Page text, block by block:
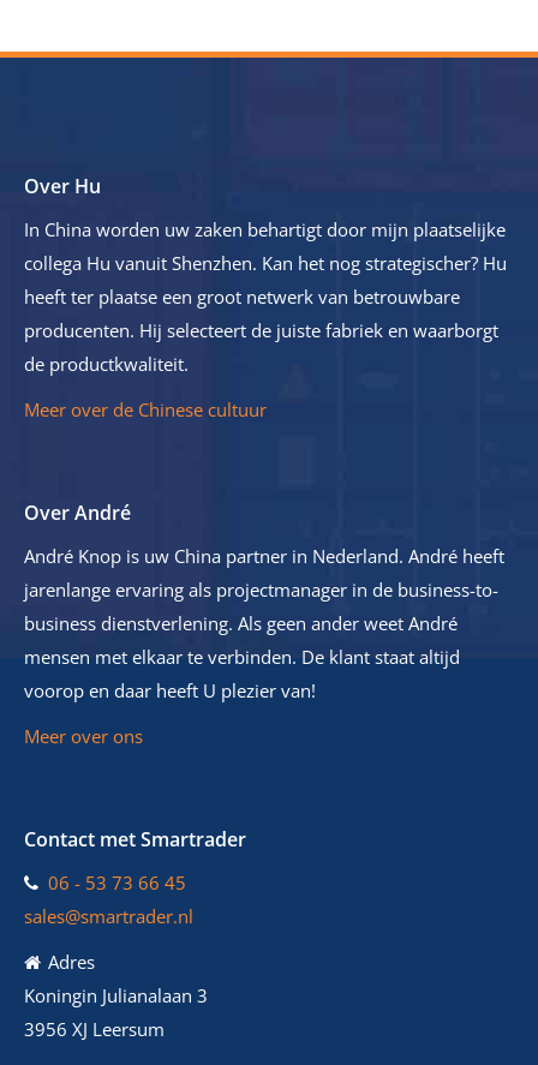
Over Hu
In China worden uw zaken behartigt door mijn plaatselijke
collega Hu vanuit Shenzhen. Kan het nog strategischer? Hu
heeft ter plaatse een groot netwerk van betrouwbare
producenten. Hij selecteert de juiste fabriek en waarborgt
de productkwaliteit.
Meer over de Chinese cultuur
Over André
André Knop is uw China partner in Nederland. André heeft
jarenlange ervaring als projectmanager in de business-to-
business dienstverlening. Als geen ander weet André
mensen met elkaar te verbinden. De klant staat altijd
voorop en daar heeft U plezier van!
Meer over ons
Contact met Smartrader
06 - 53 73 66 45
sales@smartrader.nl
Adres
Koningin Julianalaan 3
3956 XJ Leersum